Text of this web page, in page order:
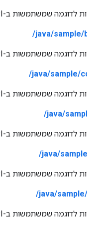
אפליקציות לדוגמה שמשתמשות ב-G Suite API.
java/sample/blogger/
אפליקציות לדוגמה שמשתמשות ב-Blogger API.
java/sample/contacts/
אפליקציות לדוגמה שמשתמשות ב-Google Contacts API.
java/sample/docs/
אפליקציות לדוגמה שמשתמשות ב-Google Doclist API.
java/sample/gbase/
אפליקציות לדוגמה שמשתמשות ב-Google Base API.
java/sample/photos/
אפליקציות לדוגמה שמשתמשות ב-Picasa Web Album API.